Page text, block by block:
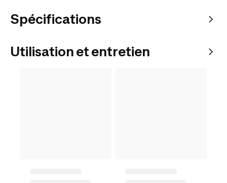
Spécifications
Utilisation et entretien